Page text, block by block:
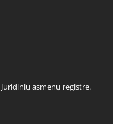
asmenų registre.